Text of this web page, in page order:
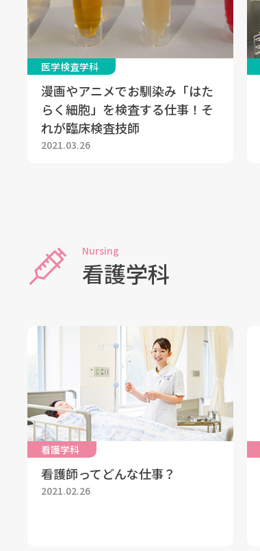
医学検査学科
漫画やアニメでお馴染み「はた
らく細胞」を検査する仕事！そ
れが臨床検査技師
2021.03.26
Nursing
看護学科
看護学科
看護師ってどんな仕事？
2021.02.26